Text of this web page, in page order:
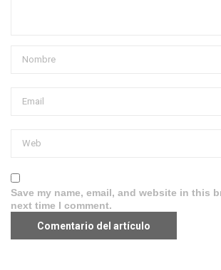
Save my name, email, and website in this
next time I comment.